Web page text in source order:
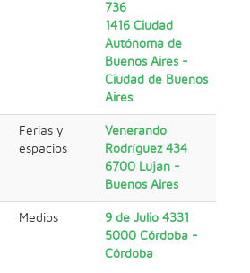
736
1416 Ciudad
Autónoma de
Buenos Aires -
Ciudad de Buenos
Aires
Ferias y
espacios
Venerando
Rodríguez 434
6700 Lujan -
Buenos Aires
Medios
9 de Julio 4331
5000 Córdoba -
Córdoba